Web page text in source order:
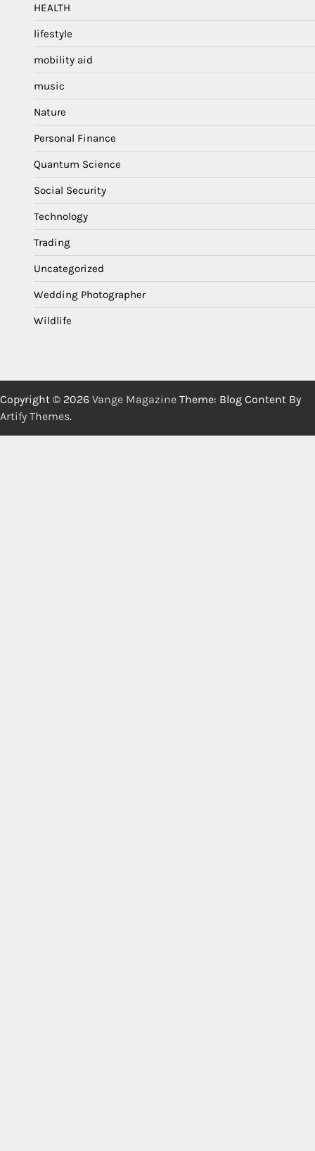
HEALTH
lifestyle
mobility aid
music
Nature
Personal Finance
Quantum Science
Social Security
Technology
Trading
Uncategorized
Wedding Photographer
Wildlife
Copyright © 2026 Vange Magazine Theme: Blog Content By
Artify Themes.